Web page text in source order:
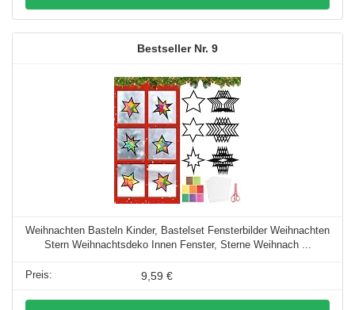
9
Weihnachten Basteln Kinder, Bastelset Fensterbilder Weihnachten
Stern Weihnachtsdeko Innen Fenster, Sterne Weihnach ...
9,59 €